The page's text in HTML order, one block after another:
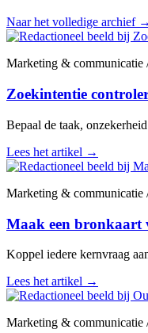
Naar het volledige archief →
Marketing & communicatie
Zoekintentie
Bepaal de taak,
Lees het artikel →
Marketing & communicatie
Maak een bronkaart
Koppel iedere kernvraag
Lees het artikel →
Marketing & communicatie